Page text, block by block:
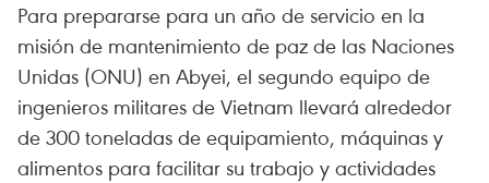
Para prepararse para un año de servicio en la
misión de mantenimiento de paz de las Naciones
Unidas (ONU) en Abyei, el segundo equipo de
ingenieros militares de Vietnam llevará alrededor
de 300 toneladas de equipamiento, máquinas y
alimentos para facilitar su trabajo y actividades